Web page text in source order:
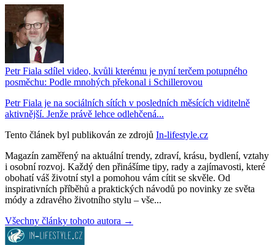
Petr Fiala sdílel video, kvůli kterému je nyní terčem potupného
posměchu: Podle mnohých překonal i Schillerovou
Petr Fiala je na sociálních sítích v posledních měsících viditelně
aktivnější. Jenže právě lehce odlehčená...
Tento článek byl publikován ze zdrojů In-lifestyle.cz
Magazín zaměřený na aktuální trendy, zdraví, krásu, bydlení, vztahy
i osobní rozvoj. Každý den přinášíme tipy, rady a zajímavosti, které
obohatí váš životní styl a pomohou vám cítit se skvěle. Od
inspirativních příběhů a praktických návodů po novinky ze světa
módy a zdravého životního stylu – vše...
Všechny články tohoto autora →